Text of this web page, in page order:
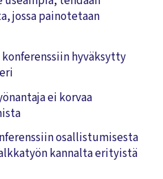
jossa painotetaan
hyväksytty
ei korvaa
osallistumisesta
kannalta erityistä